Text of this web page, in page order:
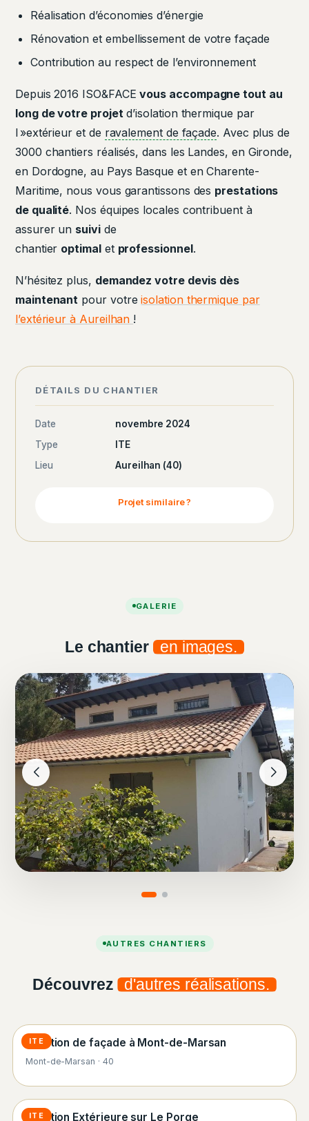
Réalisation d’économies d’énergie
Rénovation et embellissement de votre façade
Contribution au respect de l’environnement
Depuis 2016 ISO&FACEvous accompagne tout au
long de votre projetd’isolation thermique par
l »extérieur et de ravalement de façade. Avec plus de
3000 chantiers réalisés, dans les Landes, en Gironde,
en Dordogne, au Pays Basque et en Charente-
Maritime, nous vous garantissons des prestations
de qualité. Nos équipes locales contribuent à
assurer un suivide
chantier optimalet professionnel.
N’hésitez plus, demandez votre devis dès
maintenant pour votreisolation thermique par
l’extérieur à Aureilhan !
DÉTAILS DU CHANTIER
Date
novembre 2024
Type
ITE
Lieu
Aureilhan (40)
Projet similaire ?
GALERIE
Le chantier en images.
AUTRES CHANTIERS
Découvrez d'autres réalisations.
ITE
Isolation de façade à Mont-de-Marsan
Mont-de-Marsan · 40
ITE
Isolation Extérieure sur Le Porge